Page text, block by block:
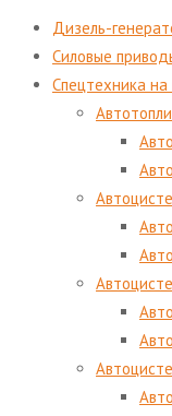
Дизель-
Cиловые
Спецтехника